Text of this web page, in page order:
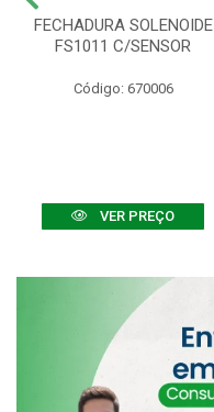
FECHADURA SOLENOIDE
FS1011 C/SENSOR
Código: 670006
VER PREÇO